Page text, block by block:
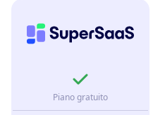
Piano gratuito